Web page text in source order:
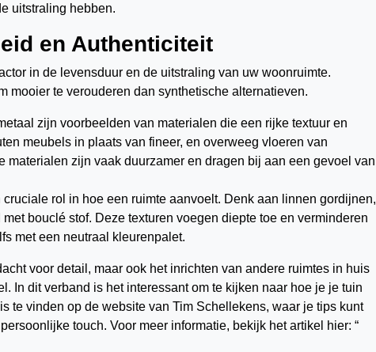
uitstraling hebben.
en Authenticiteit
in de levensduur en de uitstraling van uw woonruimte.
mooier te verouderen dan synthetische alternatieven.
zijn voorbeelden van materialen die een rijke textuur en
meubels in plaats van fineer, en overweeg vloeren van
materialen zijn vaak duurzamer en dragen bij aan een gevoel van
cruciale rol in hoe een ruimte aanvoelt. Denk aan linnen gordijnen,
bouclé stof. Deze texturen voegen diepte toe en verminderen
met een neutraal kleurenpalet.
voor detail, maar ook het inrichten van andere ruimtes in huis
In dit verband is het interessant om te kijken naar hoe je je tuin
te vinden op de website van Tim Schellekens, waar je tips kunt
touch. Voor meer informatie, bekijk het artikel hier: “